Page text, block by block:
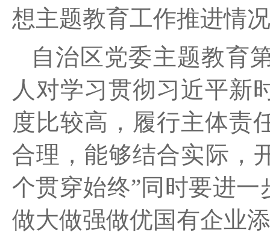
想主题教育工作推进情
自治区党委主题教育
人对学习贯彻习近平新
度比较高，履行主体责
合理，能够结合实际，
个贯穿始终”同时要进一
做大做强做优国有企业